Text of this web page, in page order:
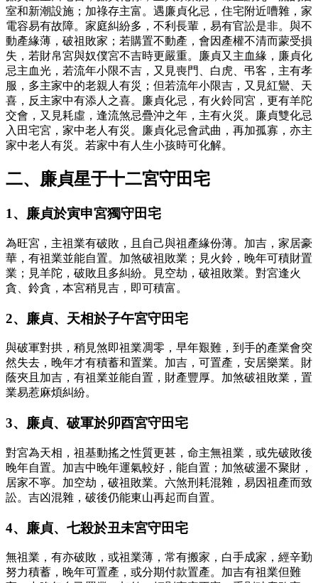
室和新潮設施；加祿存主富。遇廉貞化忌，住宅附近嘈雜，家
電容易有故障。家庭糾紛多，不利長輩，易有官訟是非。與不
動產緣薄，破祖敗家；若購置不動產，會因產權不清而蒙受損
失，若財帛宮與奴僕宮不吉時更嚴重。廉貞又主血緣，廉貞化
忌主血光，若流年小限不吉，又見喪門、白虎、弔客，主有孝
服，多主家中的老親人有災；但若流年小限吉，又見紅鸞、天
喜，反主家中有添人之喜。廉貞化忌，有火鈴同宮，更有羊陀
交會，又見耗虛，逢流煞忌疊沖之年，主有火災。廉貞雙化忌
入田宅宮，家中老人有災。廉貞化忌會武曲，再加孤寡，亦主
家中老人有災。若家中有人生小孩時可化解。
二、廉貞星于十二宮守田宅
1、廉貞於寅申宮獨守田宅
為旺宮，主祖業有破敗，且自己與祖產緣份薄。加吉，家居豪
華，有祖業並能自置。加煞破祖敗業；見火鈴，晚年可積財置
業；見羊陀，破敗且多糾紛。見空劫，破祖敗業。對宮逢火
貪、鈴貪，本宮稍見吉，即可積富。
2、廉貞、天相於子午宮守田宅
與破軍對拱，稍見煞即祖業凋零，早年艱難，到手的產業會突
然失去，晚年才有積蓄和置業。加吉，可置產，安居樂業。財
蔭夾且加吉，有祖業並能自置，財產豐厚。加煞破祖敗業，置
業易惹麻煩糾紛。
3、廉貞、破軍於卯酉宮守田宅
對宮為天相，祖基動搖之性質更甚，命主無祖業，或先破敗後
晚年自置。加吉中晚年運氣較好，能自置；加煞破盪不聚財，
居家不寧。加空劫，破祖敗業。六煞刑耗混雜，易因祖產而致
訟。吉凶混雜，破後仍能東山再起而自置。
4、廉貞、七殺於丑未宮守田宅
無祖業，有亦破敗，或祖業薄，常有搬家，白手成家，經辛勤
努力積蓄，晚年可置產，或分期付款置產。加吉有祖業但難